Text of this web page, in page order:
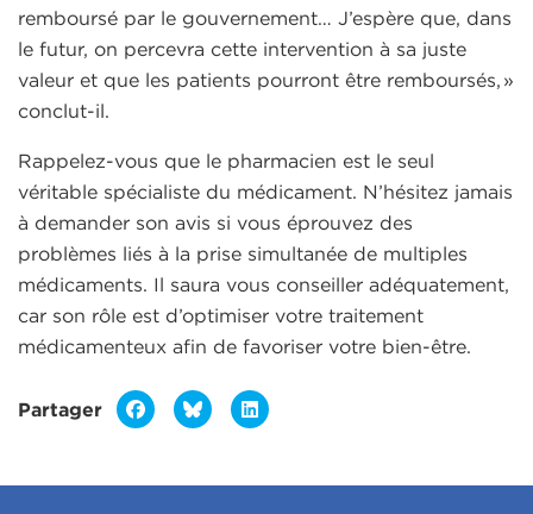
remboursé par le gouvernement… J’espère que, dans
le futur, on percevra cette intervention à sa juste
valeur et que les patients pourront être remboursés, »
conclut-il.
Rappelez-vous que le pharmacien est le seul
véritable spécialiste du médicament. N’hésitez jamais
à demander son avis si vous éprouvez des
problèmes liés à la prise simultanée de multiples
médicaments. Il saura vous conseiller adéquatement,
car son rôle est d’optimiser votre traitement
médicamenteux afin de favoriser votre bien-être.
Partager